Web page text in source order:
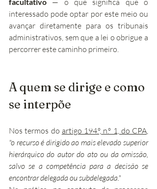
— o que significa que o
interessado pode optar por este meio ou
avançar diretamente para os tribunais
administrativos, sem que a lei o obrigue a
percorrer este caminho primeiro.
A quem se dirige e como
se interpõe
Nos termos do artigo 194.º, n.º 1, do CPA
"o recurso é dirigido ao mais elevado superior
hierárquico do autor do ato ou da omissão,
salvo se a competência para a decisão se
encontrar delegada ou subdelegada."